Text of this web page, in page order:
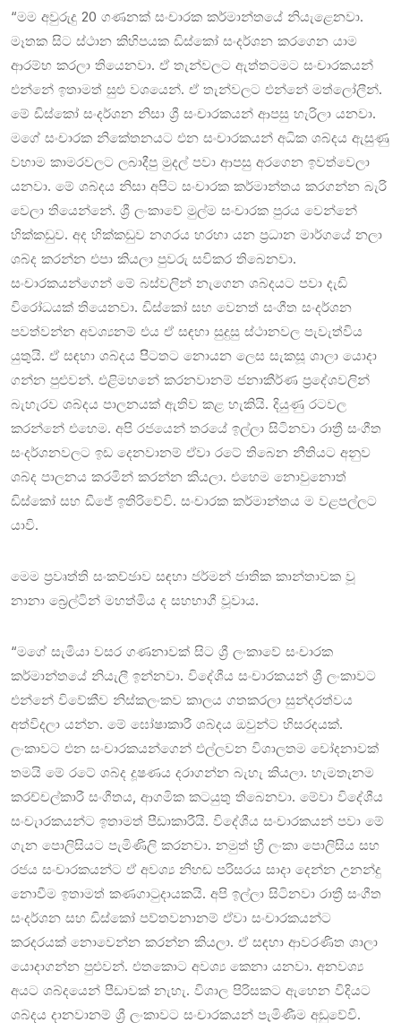
“මම අවුරුදු 20 ගණනක් සංචාරක කර්මාන්තයේ නියැළෙනවා.
මෑතක සිට ස්ථාන කිහිපයක ඩිස්කෝ සංදර්ශන කරගෙන යාම
ආරම්භ කරලා තියෙනවා. ඒ තැන්වලට ඇත්තටමට සංචාරකයන්
එන්නේ ඉතාමත් සුළු වශයෙන්. ඒ තැන්වලට එන්නේ මත්ලෝලීන්.
මේ ඩිස්කෝ සංදර්ශන නිසා ශ්‍රී සංචාරකයන් ආපසු හැරිලා යනවා.
මගේ සංචාරක නිකේතනයට එන සංචාරකයන් අධික ශබ්දය ඇසුණු
වහාම කාමරවලට ලබාදීපු මුදල් පවා ආපසු අරගෙන ඉවත්වෙලා
යනවා. මේ ශබ්දය නිසා අපිට සංචාරක කර්මාන්තය කරගන්න බැරි
වෙලා තියෙන්නේ. ශ්‍රී ලංකාවේ මුල්ම සංචාරක පුරය වෙන්නේ
හික්කඩුව. අද හික්කඩුව නගරය හරහා යන ප්‍රධාන මාර්ගයේ නලා
ශබ්ද කරන්න එපා කියලා පුවරු සවිකර තිබෙනවා.
සංචාරකයන්ගෙන් මේ බස්වලින් නැගෙන ශබ්දයට පවා දැඩි
විරෝධයක් තියෙනවා. ඩිස්කෝ සහ වෙනත් සංගීත සංදර්ශන
පවත්වන්න අවශ්‍යනම් එය ඒ සඳහා සුදුසු ස්ථානවල පැවැත්විය
යුතුයි. ඒ සඳහා ශබ්දය පිිටතට නොයන ලෙස සැකසූ ශාලා යොදා
ගන්න පුළුවන්. එළිමහනේ කරනවානම් ජනාකීර්ණ ප්‍රදේශවලින්
බැහැරව ශබ්දය පාලනයක් ඇතිව කළ හැකියි. දියුණු රටවල
කරන්නේ එහෙම. අපි රජයෙන් තරයේ ඉල්ලා සිටිනවා රාත්‍රී සංගීත
සංදර්ශනවලට ඉඩ දෙනවානම් ඒවා රටේ තිබෙන නීතියට අනුව
ශබ්ද පාලනය කරමින් කරන්න කියලා. එහෙම නොවුනොත්
ඩිස්කෝ සහ ඩීජේ ඉතිරිවේවි. සංචාරක කර්මාන්තය ම වළපල්ලට
යාවි.
මෙම ප්‍රවෘත්ති සංකච්ඡාව සඳහා ජර්මන් ජාතික කාන්තාවක වූ
නානා බ්‍රෙල්ටින් මහත්මිය ද සහභාගී වූවාය.
“මගේ සැමියා වසර ගණනාවක් සිට ශ්‍රී ලංකාවේ සංචාරක
කර්මාන්තයේ නියැලී ඉන්නවා. විදේශීය සංචාරකයන් ශ්‍රී ලංකාවට
එන්නේ විවේකීව නිස්කලංකව කාලය ගතකරලා සුන්දරත්වය
අත්විදලා යන්න. මේ ඝෝෂාකාරී ශබ්දය ඔවුන්ට හිසරදයක්.
ලංකාවට එන සංචාරකයන්ගෙන් එල්ලවන විශාලතම චෝදනාවක්
තමයි මේ රටේ ශබ්ද දූෂණය දරාගන්න බැහැ කියලා. හැමතැනම
කරච්චල්කාරී සංගීතය, ආගමික කටයුතු තිබෙනවා. මේවා විදේශීය
සංචැාරකයන්ට ඉතාමත් පීඩාකාරීයි. විදේශීය සංචාරකයන් පවා මේ
ගැන පොලිසියට පැමිණිලි කරනවා. නමුත් හ්‍රී ලංකා පොලිසිය සහ
රජය සංචාරකයන්ට ඒ අවශ්‍ය නිහඬ පරිසරය සාදා දෙන්න උනන්දු
නොවීම ඉතාමත් කණගාටුදායකයි. අපි ඉල්ලා සිටිනවා රාත්‍රී සංගීත
සංදර්ශන සහ ඩිස්කෝ පව්තවනානම් ඒවා සංචාරකයන්ට
කරදරයක් නොවෙන්න කරන්න කියලා. ඒ සඳහා ආවරණිත ශාලා
යොදාගන්න පුළුවන්. එතකොට අවශ්‍ය කෙනා යනවා. අනවශ්‍ය
අයට ශබ්දයෙන් පීඩාවක් නැහැ. විශාල පිරිසකට ඇහෙන විදියට
ශබ්දය දානවානම් ශ්‍රී ලංකාවට සංචාරකයන් පැමිණීම අඩුවේවි.